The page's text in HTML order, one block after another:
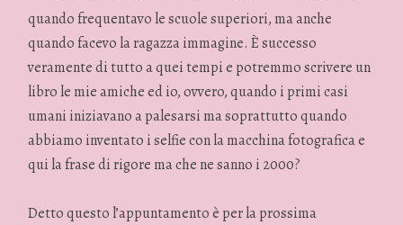
quando frequentavo le scuole superiori, ma anche
quando facevo la ragazza immagine. È successo
veramente di tutto a quei tempi e potremmo scrivere un
libro le mie amiche ed io, ovvero, quando i primi casi
umani iniziavano a palesarsi ma soprattutto quando
abbiamo inventato i selfie con la macchina fotografica e
qui la frase di rigore ma che ne sanno i 2000?
Detto questo l’appuntamento è per la prossima